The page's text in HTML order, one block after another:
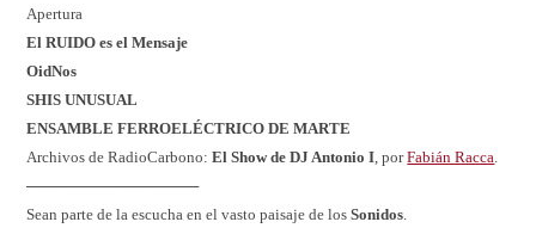
Apertura
El RUIDO es el Mensaje
OidNos
SHIS UNUSUAL
ENSAMBLE FERROELÉCTRICO DE MARTE
Archivos de RadioCarbono:El Show de DJ Antonio I, porFabián Racca.
────────────────
Sean parte de la escucha en el vasto paisaje de losSonidos.